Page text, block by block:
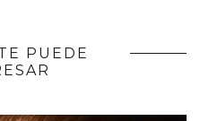
PUEDE